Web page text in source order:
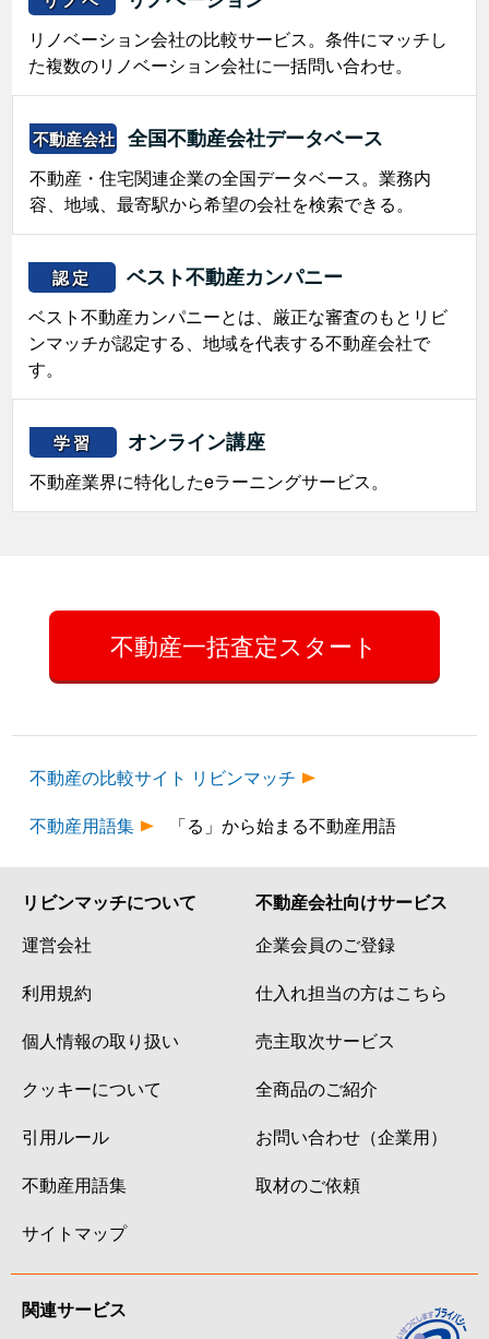
リノベーション会社の比較サービス。条件にマッチし
た複数のリノベーション会社に一括問い合わせ。
不動産会社 全国不動産会社データベース
不動産・住宅関連企業の全国データベース。業務内
容、地域、最寄駅から希望の会社を検索できる。
認定 ベスト不動産カンパニー
ベスト不動産カンパニーとは、厳正な審査のもとリビ
ンマッチが認定する、地域を代表する不動産会社で
す。
学習 オンライン講座
不動産業界に特化したeラーニングサービス。
不動産一括査定スタート
不動産の比較サイト リビンマッチ
不動産用語集
「る」から始まる不動産用語
リビンマッチについて
運営会社
利用規約
個人情報の取り扱い
クッキーについて
引用ルール
不動産用語集
サイトマップ
不動産会社向けサービス
企業会員のご登録
仕入れ担当の方はこちら
売主取次サービス
全商品のご紹介
お問い合わせ（企業用）
取材のご依頼
関連サービス